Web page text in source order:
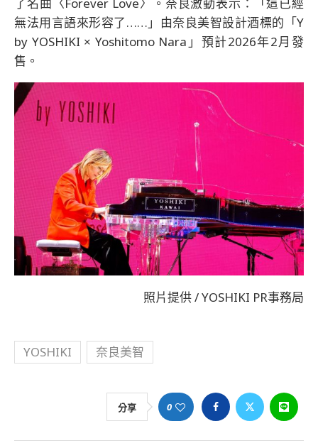
無法用言語來形容了……」由奈良美智設計酒標的「Y
by YOSHIKI × Yoshitomo Nara」預計2026年2月發
售。
照片提供 / YOSHIKI PR事務局
YOSHIKI 奈良美智
分享 0